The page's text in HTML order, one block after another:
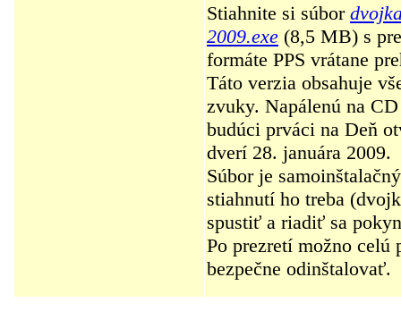
Stiahnite si súbor
2009.exe (8,5 MB) s
formáte PPS vrátane
Táto verzia obsahuje
zvuky. Napálenú na
budúci prváci na Deň
dverí 28. januára 2009.
Súbor je
stiahnutí ho treba
spustiť a riadiť sa
Po prezretí možno celú
bezpečne odinštalovať.